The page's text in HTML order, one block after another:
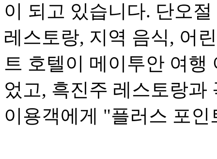
이 되고 있습니다. 단오
레스토랑, 지역 음식, 어
트 호텔이 메이투안 여
었고, 흑진주 레스토랑과
이용객에게 "플러스 포